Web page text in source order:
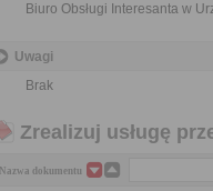
Biuro Obsługi Interesanta w
Uwagi
Brak
Zrealizuj usługę
Nazwa dokumentu